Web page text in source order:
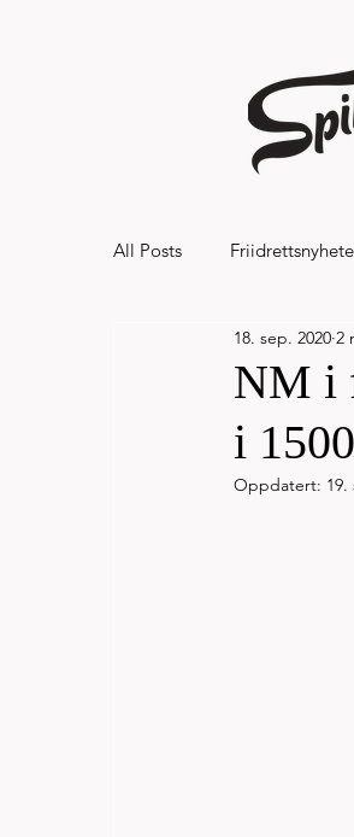
All Posts
Hålandsvannet
NM i
i
18. sep. 2020 2
Oppdatert: 19.